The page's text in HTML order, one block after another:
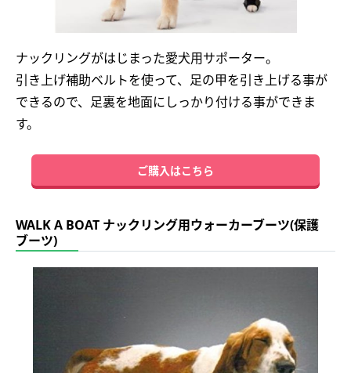
ナックリングがはじまった愛犬用サポーター。
引き上げ補助ベルトを使って、足の甲を引き上げる事が
できるので、足裏を地面にしっかり付ける事ができま
す。
ご購入はこちら
WALK A BOAT ナックリング用ウォーカーブーツ(保護
ブーツ)